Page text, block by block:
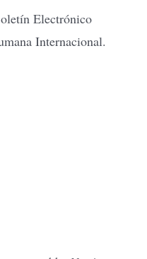
Electrónico
Internacional.